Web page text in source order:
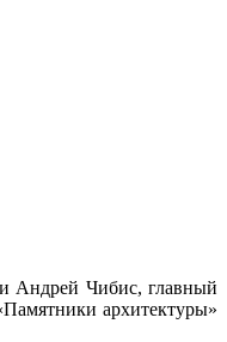
Андрей Чибис, главный
архитектуры»